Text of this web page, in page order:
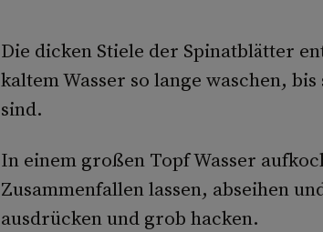
Die dicken Stiele der Spinatblätter
kaltem Wasser so lange waschen,
sind.
In einem großen Topf Wasser
Zusammenfallen lassen, abseihen
ausdrücken und grob hacken.